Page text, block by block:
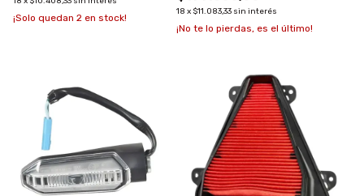
¡Solo quedan 2 en stock!
18 x $11.083,33 sin interés
¡No te lo pierdas, es el último!